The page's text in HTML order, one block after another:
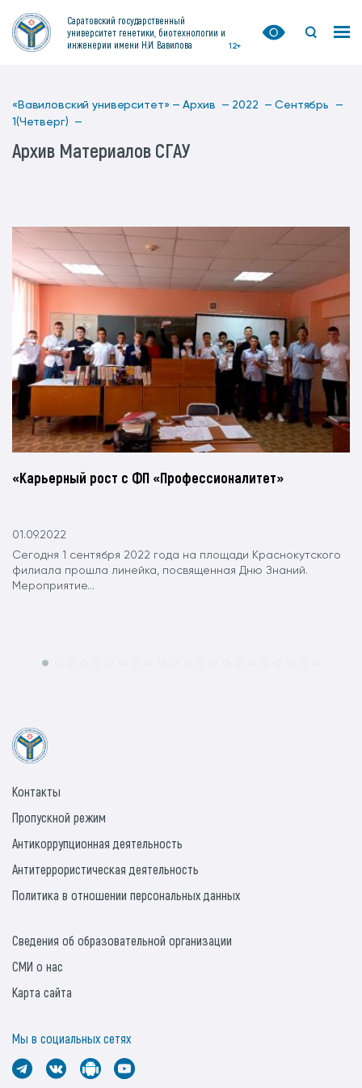
Саратовский государственный
университет генетики, биотехнологии и
инженерии имени Н.И. Вавилова
12+
«Вавиловский университет» — Архив — 2022 — Сентябрь —
1(Четверг) —
Архив Материалов СГАУ
«Карьерный рост с ФП «Профессионалитет»
01.09.2022
Сегодня 1 сентября 2022 года на площади Краснокутского
филиала прошла линейка, посвященная Дню Знаний.
Мероприятие...
Контакты
Пропускной режим
Антикоррупционная деятельность
Антитеррористическая деятельность
Политика в отношении персональных данных
Сведения об образовательной организации
СМИ о нас
Карта сайта
Мы в социальных сетях